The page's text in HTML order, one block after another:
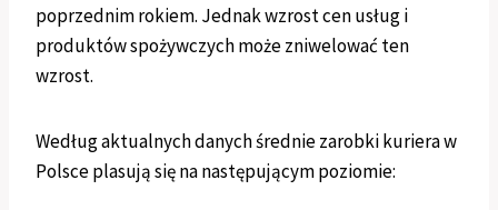
poprzednim rokiem. Jednak wzrost cen usług i
produktów spożywczych może zniwelować ten
wzrost.
Według aktualnych danych średnie zarobki kuriera w
Polsce plasują się na następującym poziomie: